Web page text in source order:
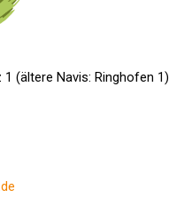
(ältere Navis: Ringhofen 1)